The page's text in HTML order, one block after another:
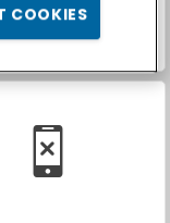
COOKIES